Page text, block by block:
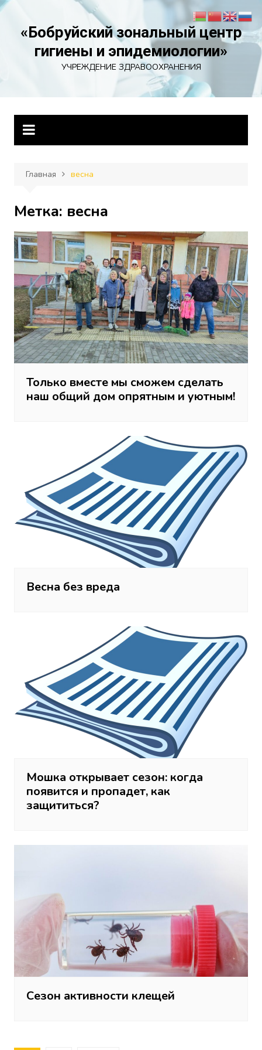
Перейти
содержимому
«Бобруйский зональный центр
гигиены и эпидемиологии»
УЧРЕЖДЕНИЕ ЗДРАВООХРАНЕНИЯ
Главная весна
Метка: весна
Только вместе мы сможем сделать
наш общий дом опрятным и уютным!
Весна без вреда
Мошка открывает сезон: когда
появится и пропадет, как
защититься?
Сезон активности клещей